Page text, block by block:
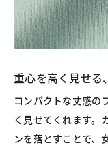
重心を高く見せる
コンパクトな丈感の
く見せてくれます。
ンを落とすことで、